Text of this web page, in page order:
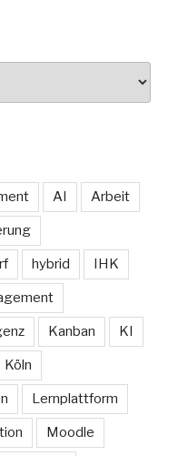
AI Arbeit
hybrid IHK
Kanban KI
Köln
Lernplattform
Moodle